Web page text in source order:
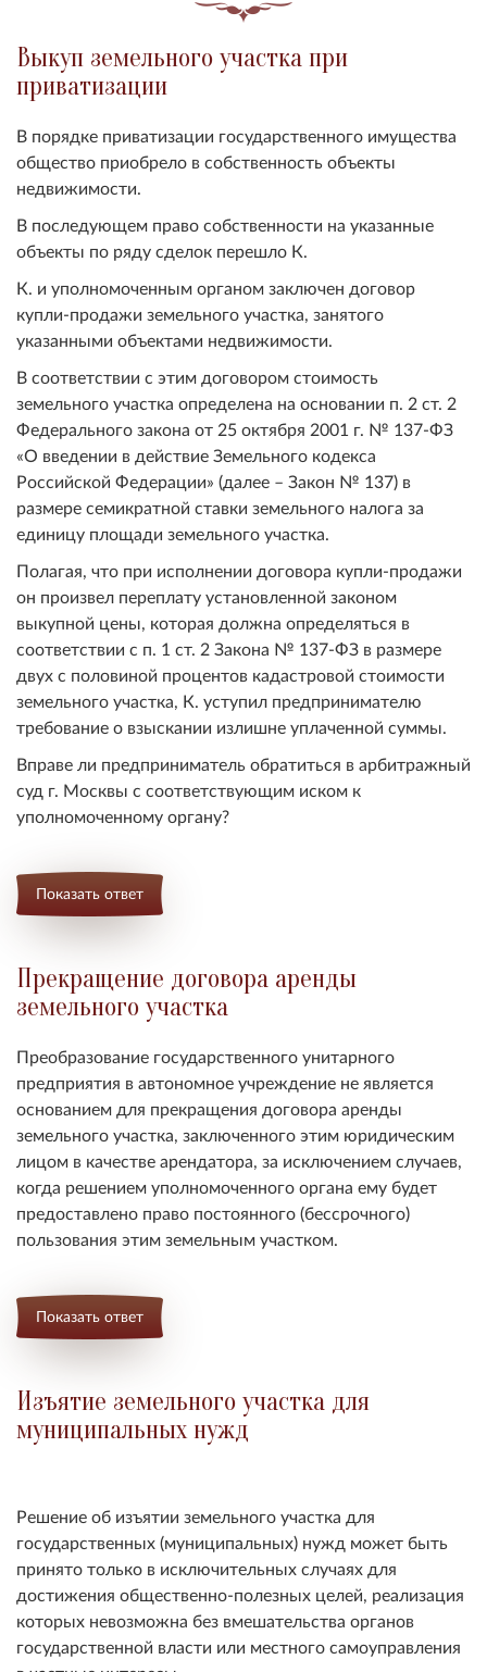
Выкуп земельного участка при
приватизации
В порядке приватизации государственного имущества
общество приобрело в собственность объекты
недвижимости.
В последующем право собственности на указанные
объекты по ряду сделок перешло К.
К. и уполномоченным органом заключен договор
купли-продажи земельного участка, занятого
указанными объектами недвижимости.
В соответствии с этим договором стоимость
земельного участка определена на основании п. 2 ст. 2
Федерального закона от 25 октября 2001 г. № 137-ФЗ
«О введении в действие Земельного кодекса
Российской Федерации» (далее – Закон № 137) в
размере семикратной ставки земельного налога за
единицу площади земельного участка.
Полагая, что при исполнении договора купли-продажи
он произвел переплату установленной законом
выкупной цены, которая должна определяться в
соответствии с п. 1 ст. 2 Закона № 137-ФЗ в размере
двух с половиной процентов кадастровой стоимости
земельного участка, К. уступил предпринимателю
требование о взыскании излишне уплаченной суммы.
Вправе ли предприниматель обратиться в арбитражный
суд г. Москвы с соответствующим иском к
уполномоченному органу?
Показать ответ
Прекращение договора аренды
земельного участка
Преобразование государственного унитарного
предприятия в автономное учреждение не является
основанием для прекращения договора аренды
земельного участка, заключенного этим юридическим
лицом в качестве арендатора, за исключением случаев,
когда решением уполномоченного органа ему будет
предоставлено право постоянного (бессрочного)
пользования этим земельным участком.
Показать ответ
Изъятие земельного участка для
муниципальных нужд
Решение об изъятии земельного участка для
государственных (муниципальных) нужд может быть
принято только в исключительных случаях для
достижения общественно-полезных целей, реализация
которых невозможна без вмешательства органов
государственной власти или местного самоуправления